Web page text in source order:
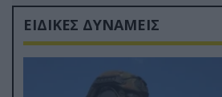
ΕΙΔΙΚΕΣ ΔΥΝΑΜΕΙΣ